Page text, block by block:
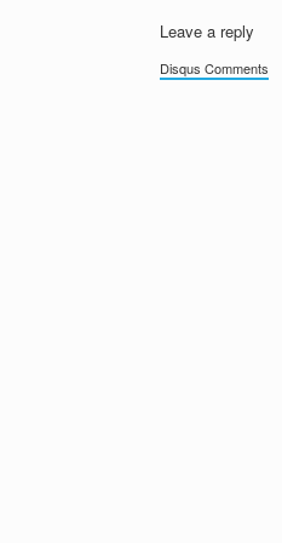
Leave a reply
Disqus Comments